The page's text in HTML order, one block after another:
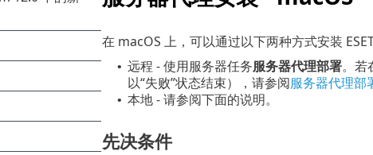
在 macOS 上，可以通过以下两种方式安装
• 远程 - 使用服务器任务服务器代理部署。若
以“失败”状态结束），请参阅服务器代理部
• 本地 - 请参阅下面的说明。
先决条件